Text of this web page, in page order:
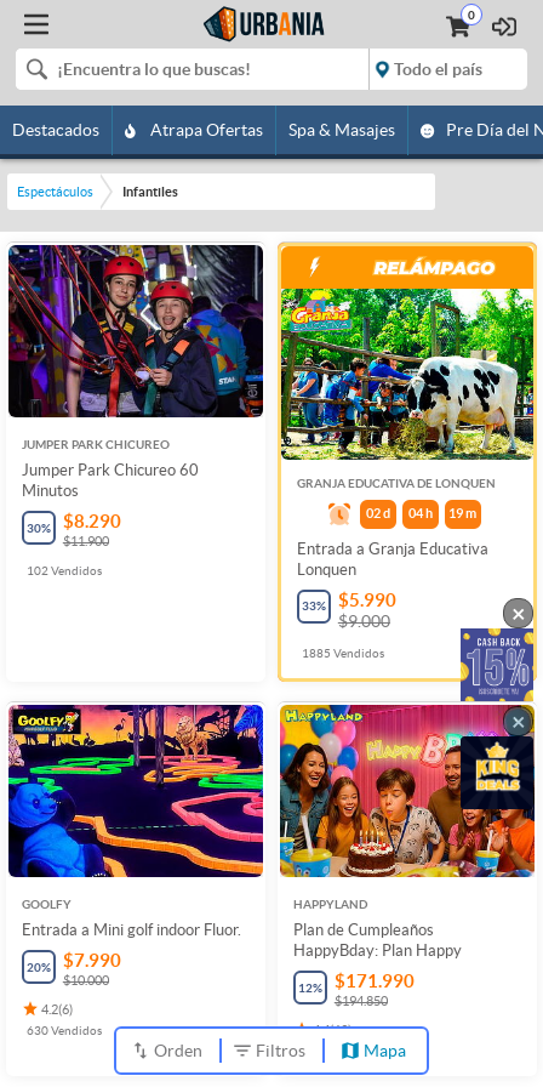
0
Destacados Atrapa Ofertas Spa & Masajes Pre Día del
Espectáculos Infantiles
JUMPER PARK CHICUREO
Jumper Park Chicureo 60
Minutos
30% $8.290
$11.900
102 Vendidos
GRANJA EDUCATIVA DE LONQUEN
02 d 04 h 19m
Entrada a Granja Educativa
Lonquen
33% $5.990
$9.000
1885 Vendidos
GOOLFY
Entrada a Mini golf indoor Fluor.
20% $7.990
$10.000
4.2(6)
630Vendidos
HAPPYLAND
Plan de Cumpleaños
HappyBday: Plan Happy
12% $171.990
$194.850
4.4(69)
13
Orden Filtros Mapa
×
×